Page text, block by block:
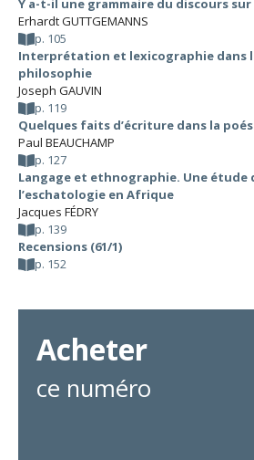
Y a-t-il une grammaire du discours sur
Erhardt GUTTGEMANNS
p. 105
Interprétation et lexicographie dans
philosophie
Joseph GAUVIN
p. 119
Quelques faits d’écriture dans la
Paul BEAUCHAMP
p. 127
Langage et ethnographie. Une étude
l’eschatologie en Afrique
Jacques FÉDRY
p. 139
Recensions (61/1)
p. 152
Acheter
ce numéro